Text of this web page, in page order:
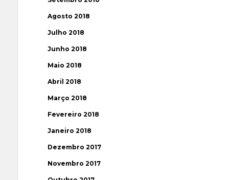
Agosto 2018
Julho 2018
Junho 2018
Maio 2018
Abril 2018
Março 2018
Fevereiro 2018
Janeiro 2018
Dezembro 2017
Novembro 2017